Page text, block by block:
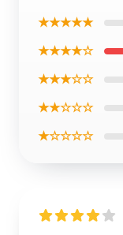
★★★★★
★★★★☆
★★★☆☆
★★☆☆☆
★☆☆☆☆